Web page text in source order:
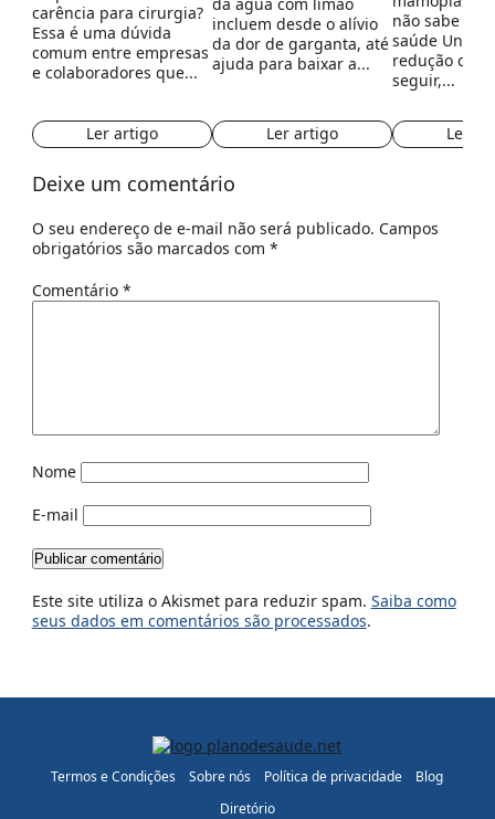
carência para cirurgia?
Essa é uma dúvida
comum entre empresas
e colaboradores que...
Ler artigo
da água com limão
incluem desde o alívio
da dor de garganta, até
ajuda para baixar a...
Ler artigo
não sabe se
saúde
redução de
seguir,...
Ler
Deixe um comentário
O seu endereço de e-mail não será publicado. Campos
obrigatórios são marcados com *
Comentário *
Nome
E-mail
Este site utiliza o Akismet para reduzir spam. Saiba como
seus dados em comentários são processados.
Termos e Condições Sobre nós Política de privacidade
Blog
Diretório